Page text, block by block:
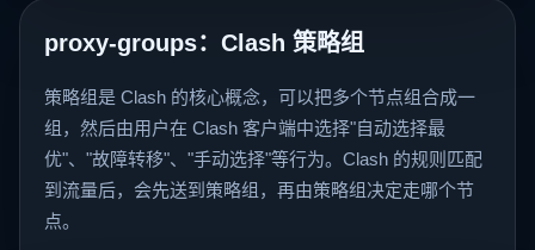
proxy-groups：Clash 策略组
策略组是 Clash 的核心概念，可以把多个节点组合成一
组，然后由用户在 Clash 客户端中选择"自动选择最
优"、"故障转移"、"手动选择"等行为。Clash 的规则匹配
到流量后，会先送到策略组，再由策略组决定走哪个节
点。